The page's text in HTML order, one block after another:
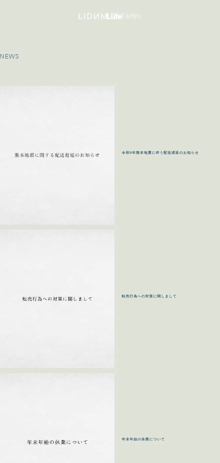
NEWS
令和8年熊本地震に伴う配送遅延のお知らせ
転売行為への対策に関しまして
年末年始の休業について